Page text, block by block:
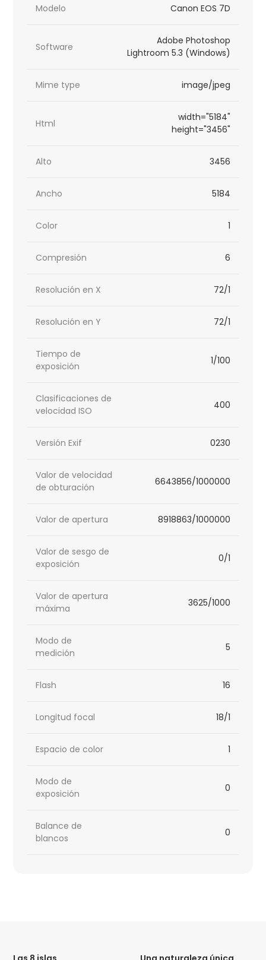
Modelo Canon EOS 7D
Software
Adobe Photoshop
Lightroom 5.3 (Windows)
Mime type image/jpeg
Html
width="5184"
height="3456"
Alto 3456
Ancho 5184
Color 1
Compresión 6
Resolución en X 72/1
Resolución en Y 72/1
Tiempo de
exposición
1/100
Clasificaciones de
velocidad ISO
400
Versión Exif 0230
Valor de velocidad
de obturación
6643856/1000000
Valor de apertura 8918863/1000000
Valor de sesgo de
exposición
0/1
Valor de apertura
máxima
3625/1000
Modo de
medición
5
Flash 16
Longitud focal 18/1
Espacio de color 1
Modo de
exposición
0
Balance de
blancos
0